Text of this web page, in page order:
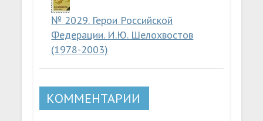
№ 2029. Герои Российской
Федерации. И.Ю. Шелохвостов
(1978-2003)
КОММЕНТАРИИ